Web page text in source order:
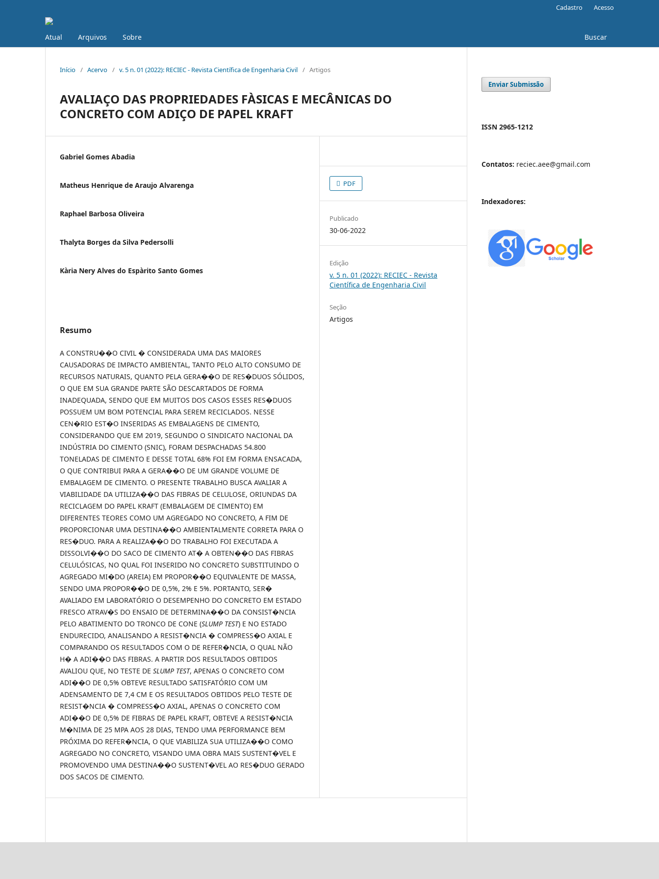
Atual Arquivos Sobre Buscar
Cadastro Acesso
Início / Acervo / v. 5 n. 01 (2022): RECIEC - Revista Científica de Engenharia Civil / Artigos
AVALIAÇO DAS PROPRIEDADES FÀSICAS E MECÂNICAS DO
CONCRETO COM ADIÇO DE PAPEL KRAFT
Gabriel Gomes Abadia
Matheus Henrique de Araujo Alvarenga
Raphael Barbosa Oliveira
Thalyta Borges da Silva Pedersolli
Kà­ria Nery Alves do Espà­rito Santo Gomes
Resumo
A CONSTRU��O CIVIL � CONSIDERADA UMA DAS MAIORES
CAUSADORAS DE IMPACTO AMBIENTAL, TANTO PELO ALTO CONSUMO DE
RECURSOS NATURAIS, QUANTO PELA GERA��O DE RES�DUOS SÓLIDOS,
O QUE EM SUA GRANDE PARTE SÃO DESCARTADOS DE FORMA
INADEQUADA, SENDO QUE EM MUITOS DOS CASOS ESSES RES�DUOS
POSSUEM UM BOM POTENCIAL PARA SEREM RECICLADOS. NESSE
CEN�RIO EST�O INSERIDAS AS EMBALAGENS DE CIMENTO,
CONSIDERANDO QUE EM 2019, SEGUNDO O SINDICATO NACIONAL DA
INDÚSTRIA DO CIMENTO (SNIC), FORAM DESPACHADAS 54.800
TONELADAS DE CIMENTO E DESSE TOTAL 68% FOI EM FORMA ENSACADA,
O QUE CONTRIBUI PARA A GERA��O DE UM GRANDE VOLUME DE
EMBALAGEM DE CIMENTO. O PRESENTE TRABALHO BUSCA AVALIAR A
VIABILIDADE DA UTILIZA��O DAS FIBRAS DE CELULOSE, ORIUNDAS DA
RECICLAGEM DO PAPEL KRAFT (EMBALAGEM DE CIMENTO) EM
DIFERENTES TEORES COMO UM AGREGADO NO CONCRETO, A FIM DE
PROPORCIONAR UMA DESTINA��O AMBIENTALMENTE CORRETA PARA O
RES�DUO. PARA A REALIZA��O DO TRABALHO FOI EXECUTADA A
DISSOLVI��O DO SACO DE CIMENTO AT� A OBTEN��O DAS FIBRAS
CELULÓSICAS, NO QUAL FOI INSERIDO NO CONCRETO SUBSTITUINDO O
AGREGADO MI�DO (AREIA) EM PROPOR��O EQUIVALENTE DE MASSA,
SENDO UMA PROPOR��O DE 0,5%, 2% E 5%. PORTANTO, SER�
AVALIADO EM LABORATÓRIO O DESEMPENHO DO CONCRETO EM ESTADO
FRESCO ATRAV�S DO ENSAIO DE DETERMINA��O DA CONSIST�NCIA
PELO ABATIMENTO DO TRONCO DE CONE (SLUMP TEST) E NO ESTADO
ENDURECIDO, ANALISANDO A RESIST�NCIA � COMPRESS�O AXIAL E
COMPARANDO OS RESULTADOS COM O DE REFER�NCIA, O QUAL NÃO
H� A ADI��O DAS FIBRAS. A PARTIR DOS RESULTADOS OBTIDOS
AVALIOU QUE, NO TESTE DE SLUMP TEST, APENAS O CONCRETO COM
ADI��O DE 0,5% OBTEVE RESULTADO SATISFATÓRIO COM UM
ADENSAMENTO DE 7,4 CM E OS RESULTADOS OBTIDOS PELO TESTE DE
RESIST�NCIA � COMPRESS�O AXIAL, APENAS O CONCRETO COM
ADI��O DE 0,5% DE FIBRAS DE PAPEL KRAFT, OBTEVE A RESIST�NCIA
M�NIMA DE 25 MPA AOS 28 DIAS, TENDO UMA PERFORMANCE BEM
PRÓXIMA DO REFER�NCIA, O QUE VIABILIZA SUA UTILIZA��O COMO
AGREGADO NO CONCRETO, VISANDO UMA OBRA MAIS SUSTENT�VEL E
PROMOVENDO UMA DESTINA��O SUSTENT�VEL AO RES�DUO GERADO
DOS SACOS DE CIMENTO.
PDF
Publicado
30-06-2022
Edição
v. 5 n. 01 (2022): RECIEC - Revista
Científica de Engenharia Civil
Seção
Artigos
Enviar Submissão
ISSN 2965-1212
Contatos: reciec.aee@gmail.com
Indexadores: